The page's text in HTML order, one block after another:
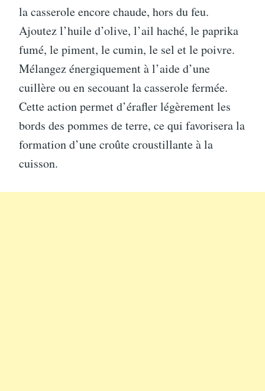
la casserole encore chaude, hors du feu.
Ajoutez l’huile d’olive, l’ail haché, le paprika
fumé, le piment, le cumin, le sel et le poivre.
Mélangez énergiquement à l’aide d’une
cuillère ou en secouant la casserole fermée.
Cette action permet d’érafler légèrement les
bords des pommes de terre, ce qui favorisera la
formation d’une croûte croustillante à la
cuisson.